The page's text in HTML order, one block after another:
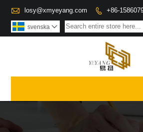
 losy@xmyeyang.com  +86-
svenska 